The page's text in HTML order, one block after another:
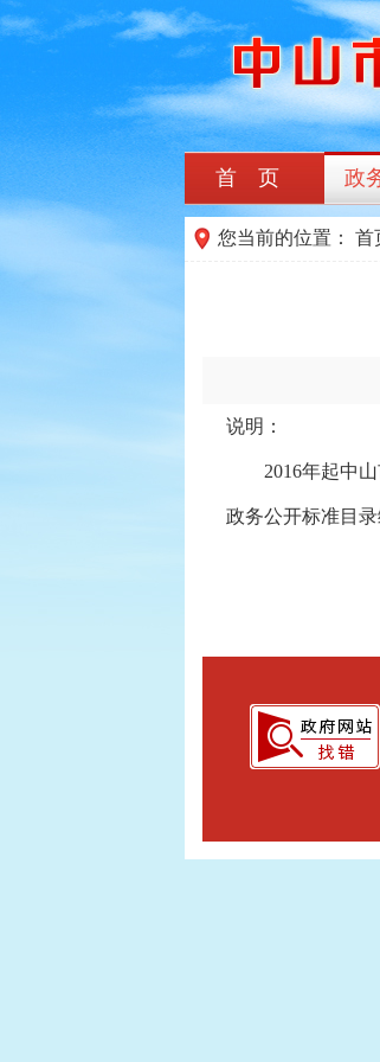
首 页 政
您当前的位置： 首
说明：
2016年起中山
政务公开标准目录